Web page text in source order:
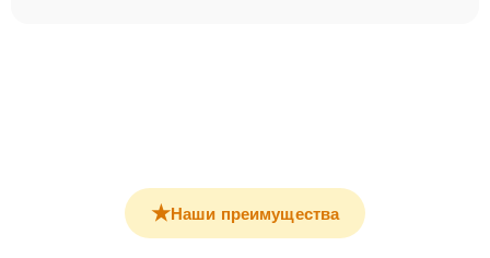
★Наши преимущества